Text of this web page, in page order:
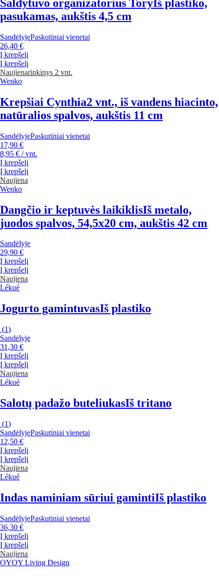
Šaldytuvo organizatorius Tory Iš plastiko,
pasukamas, aukštis 4,5 cm
SandėlyjePaskutiniai vienetai
26,40 €
Į krepšelį
Į krepšelį
Naujienarinkinys 2 vnt.
Wenko
Krepšiai Cynthia2 vnt., iš vandens hiacinto,
natūralios spalvos, aukštis 11 cm
SandėlyjePaskutiniai vienetai
17,90 €
8,95 € / vnt.
Į krepšelį
Į krepšelį
Naujiena
Wenko
Dangčio ir keptuvės laikiklisIš metalo,
juodos spalvos, 54,5x20 cm, aukštis 42 cm
Sandėlyje
29,90 €
Į krepšelį
Į krepšelį
Naujiena
Lékué
Jogurto gamintuvasIš plastiko
(1)
Sandėlyje
31,30 €
Į krepšelį
Į krepšelį
Naujiena
Lékué
Salotų padažo buteliukasIš tritano
(1)
SandėlyjePaskutiniai vienetai
12,50 €
Į krepšelį
Į krepšelį
Naujiena
Lékué
Indas naminiam sūriui gamintiIš plastiko
SandėlyjePaskutiniai vienetai
36,30 €
Į krepšelį
Į krepšelį
Naujiena
OYOY Living Design